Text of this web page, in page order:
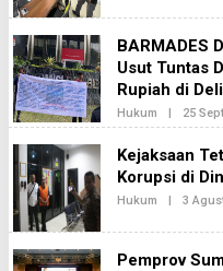
BARMADES
Usut Tuntas
Rupiah di
Hukum | 25
Kejaksaan
Korupsi di
Hukum | 3
Pemprov